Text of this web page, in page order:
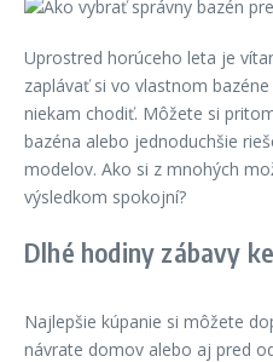
Uprostred horúceho leta je
zaplávať si vo vlastnom
niekam chodiť. Môžete si
bazéna alebo jednoduchšie
modelov. Ako si z mnohých
výsledkom spokojní?
Dlhé hodiny zábavy
Najlepšie kúpanie si môžete
návrate domov alebo aj pred